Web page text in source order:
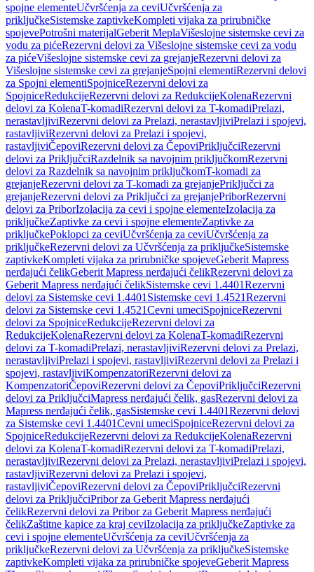
spojne elementeUčvršćenja za ceviUčvršćenja za
priključkeSistemske zaptivkeKompleti vijaka za prirubničke
spojevePotrošni materijalGeberit MeplaVišeslojne sistemske cevi za
vodu za pićeRezervni delovi za Višeslojne sistemske cevi za vodu
za pićeVišeslojne sistemske cevi za grejanjeRezervni delovi za
Višeslojne sistemske cevi za grejanjeSpojni elementiRezervni delovi
za Spojni elementiSpojniceRezervni delovi za
SpojniceRedukcijeRezervni delovi za RedukcijeKolenaRezervni
delovi za KolenaT-komadiRezervni delovi za T-komadiPrelazi,
nerastavljiviRezervni delovi za Prelazi, nerastavljiviPrelazi i spojevi,
rastavljiviRezervni delovi za Prelazi i spojevi,
rastavljiviČepoviRezervni delovi za ČepoviPriključciRezervni
delovi za PriključciRazdelnik sa navojnim priključkomRezervni
delovi za Razdelnik sa navojnim priključkomT-komadi za
grejanjeRezervni delovi za T-komadi za grejanjePriključci za
grejanjeRezervni delovi za Priključci za grejanjePriborRezervni
delovi za PriborIzolacija za cevi i spojne elementeIzolacija za
priključkeZaptivke za cevi i spojne elementeZaptivke za
priključkePoklopci za ceviUčvršćenja za ceviUčvršćenja za
priključkeRezervni delovi za Učvršćenja za priključkeSistemske
zaptivkeKompleti vijaka za prirubničke spojeveGeberit Mapress
nerđajući čelikGeberit Mapress nerđajući čelikRezervni delovi za
Geberit Mapress nerđajući čelikSistemske cevi 1.4401Rezervni
delovi za Sistemske cevi 1.4401 Sistemske cevi 1.4521Rezervni
delovi za Sistemske cevi 1.4521Cevni umeciSpojniceRezervni
delovi za SpojniceRedukcijeRezervni delovi za
RedukcijeKolenaRezervni delovi za KolenaT-komadiRezervni
delovi za T-komadiPrelazi, nerastavljiviRezervni delovi za Prelazi,
nerastavljiviPrelazi i spojevi, rastavljiviRezervni delovi za Prelazi i
spojevi, rastavljiviKompenzatoriRezervni delovi za
KompenzatoriČepoviRezervni delovi za ČepoviPriključciRezervni
delovi za PriključciMapress nerđajući čelik, gasRezervni delovi za
Mapress nerđajući čelik, gasSistemske cevi 1.4401Rezervni delovi
za Sistemske cevi 1.4401Cevni umeciSpojniceRezervni delovi za
SpojniceRedukcijeRezervni delovi za RedukcijeKolenaRezervni
delovi za KolenaT-komadiRezervni delovi za T-komadiPrelazi,
nerastavljiviRezervni delovi za Prelazi, nerastavljiviPrelazi i spojevi,
rastavljiviRezervni delovi za Prelazi i spojevi,
rastavljiviČepoviRezervni delovi za ČepoviPriključciRezervni
delovi za PriključciPribor za Geberit Mapress nerđajući
čelikRezervni delovi za Pribor za Geberit Mapress nerđajući
čelikZaštitne kapice za kraj ceviIzolacija za priključkeZaptivke za
cevi i spojne elementeUčvršćenja za ceviUčvršćenja za
priključkeRezervni delovi za Učvršćenja za priključkeSistemske
zaptivkeKompleti vijaka za prirubničke spojeveGeberit Mapress